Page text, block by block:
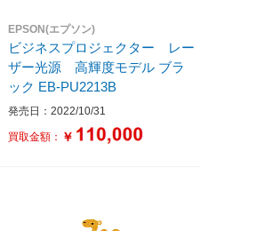
EPSON(エプソン)
ビジネスプロジェクター レー
ザー光源 高輝度モデル ブラ
ック EB-PU2213B
発売日：2022/10/31
買取金額： ￥